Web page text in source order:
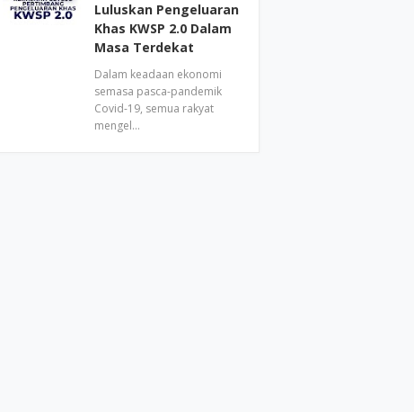
Luluskan Pengeluaran
Khas KWSP 2.0 Dalam
Masa Terdekat
Dalam keadaan ekonomi
semasa pasca-pandemik
Covid-19, semua rakyat
mengel…